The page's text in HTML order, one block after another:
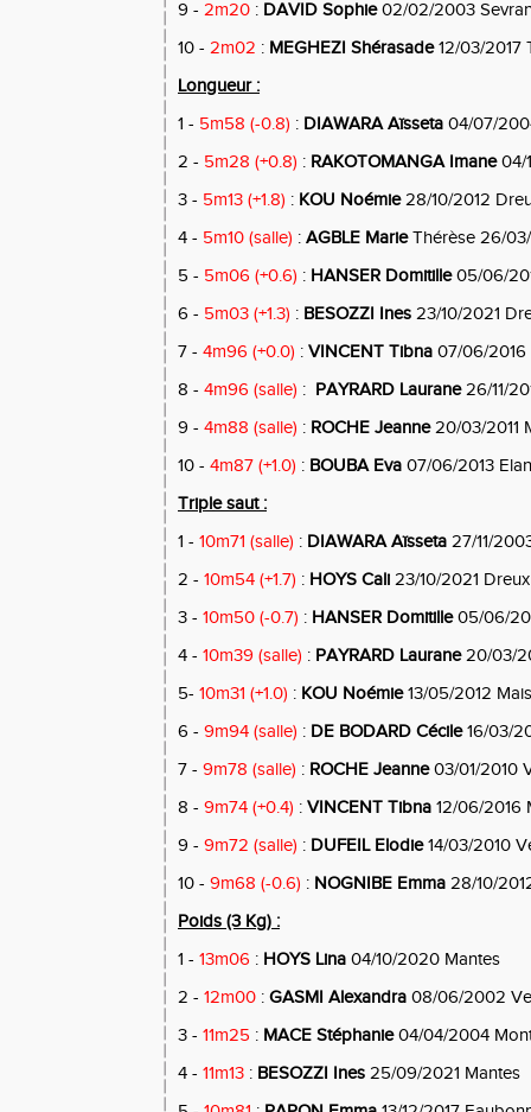
9 - 2m20 : DAVID Sophie02/02/2003
10 - 2m02 : MEGHEZI Shérasade12/03/2017
Longueur :
1 - 5m58 (-0.8) : DIAWARA Aïsseta 04/07/
2 - 5m28 (+0.8) : RAKOTOMANGA Imane04/
3 - 5m13 (+1.8) : KOU Noémie28/10/2012
4 - 5m10 (salle) : AGBLE MarieThérèse 26/
5 - 5m06 (+0.6) : HANSER Domitille 05/06/
6 - 5m03 (+1.3) : BESOZZI Ines 23/10/2021
7 - 4m96 (+0.0) : VINCENT Tibna 07/06/2016
8 - 4m96 (salle) : PAYRARD Laurane26/11/
9 - 4m88 (salle) : ROCHE Jeanne20/03/2011
10 - 4m87 (+1.0) : BOUBA Eva 07/06/2013
Triple saut :
1 - 10m71 (salle) : DIAWARA Aïsseta 27/11/
2 - 10m54 (+1.7) : HOYS Cali 23/10/2021 Dreux
3 - 10m50 (-0.7) : HANSER Domitille05/06/
4 - 10m39 (salle) : PAYRARD Laurane20/03/
5- 10m31 (+1.0) : KOU Noémie13/05/2012
6 - 9m94 (salle) : DE BODARD Cécile16/03/
7 - 9m78 (salle) : ROCHE Jeanne03/01/2010
8 - 9m74 (+0.4) : VINCENT Tibna 12/06/2016
9 - 9m72 (salle) : DUFEIL Elodie14/03/2010
10 - 9m68 (-0.6) : NOGNIBE Emma 28/10/
Poids (3 Kg) :
1 - 13m06 : HOYS Lina 04/10/2020 Mantes
2 - 12m00 : GASMI Alexandra 08/06/2002
3 - 11m25 : MACE Stéphanie04/04/2004
4 - 11m13 : BESOZZI Ines 25/09/2021 Mantes